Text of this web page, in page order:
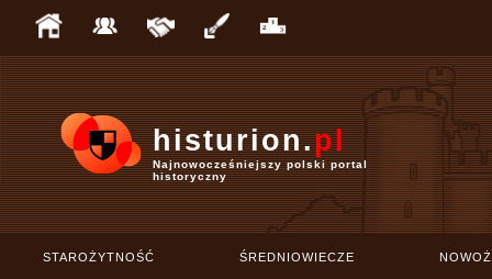
histurion.pl
Najnowocześniejszy polski portal
historyczny
STAROŻYTNOŚĆ ŚREDNIOWIECZE